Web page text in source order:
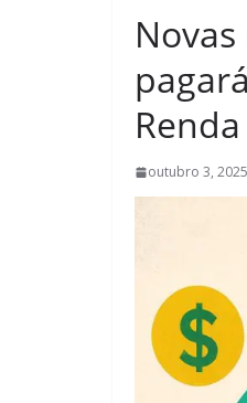
Renda
outubro 3, 2025